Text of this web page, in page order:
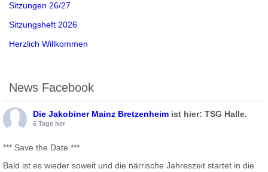
Sitzungen 26/27
Sitzungsheft 2026
Herzlich Willkommen
News Facebook
Die Jakobiner Mainz Bretzenheim ist hier: TSG Halle.
6 Tage her
*** Save the Date ***
Bald ist es wieder soweit und die närrische Jahreszeit startet in die